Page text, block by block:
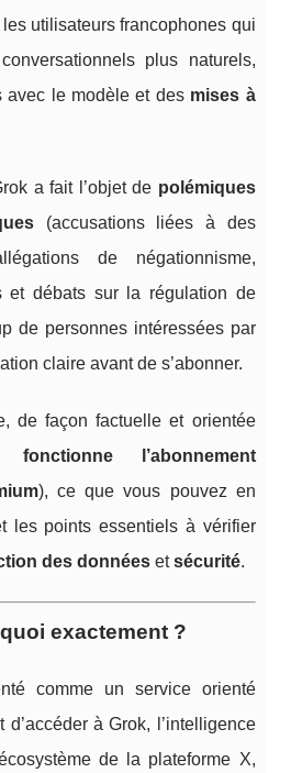
utilisateurs francophones qui
plus naturels,
avec le modèle et des mises à
a fait l’objet de polémiques
(accusations liées à des
de négationnisme,
et débats sur la régulation de
de personnes intéressées par
claire avant de s’abonner.
de façon factuelle et orientée
fonctionne l’abonnement
), ce que vous pouvez en
les points essentiels à vérifier
des données etsécurité.
exactement ?
comme un service orienté
d’accéder à Grok, l’intelligence
de la plateforme X,